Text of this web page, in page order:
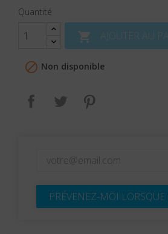
Quantité
 AJOUTER AU
 Non disponible
Partager Tweet
PRÉVENEZ-MOI